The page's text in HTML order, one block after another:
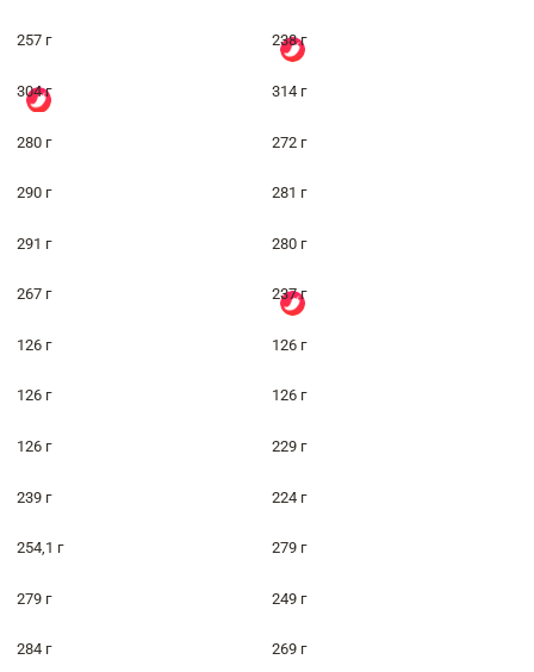
257 г 238 г
304 г 314 г
280 г 272 г
290 г 281 г
291 г 280 г
267 г 237 г
126 г 126 г
126 г 126 г
126 г 229 г
239 г 224 г
254,1 г 279 г
279 г 249 г
284 г 269 г